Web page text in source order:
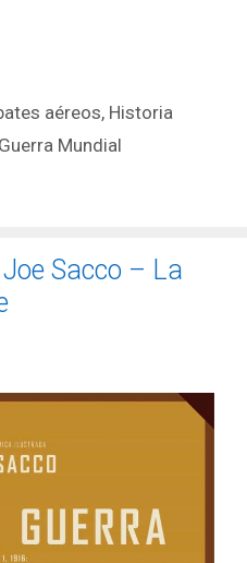
aéreos, Historia
Mundial
Sacco – La